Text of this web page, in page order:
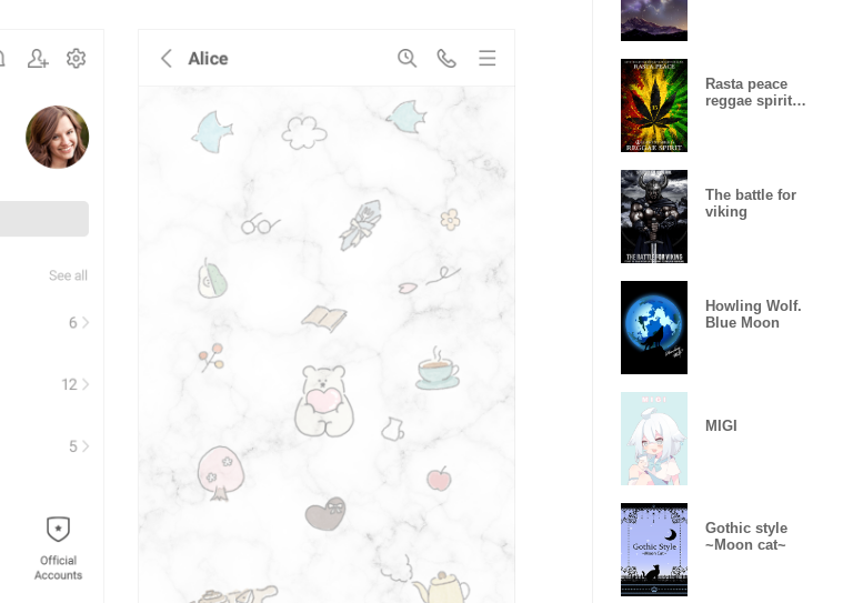
Rasta peace
reggae spirit
The battle for
viking
Howling Wolf.
Blue Moon
MIGI
Gothic style
~Moon cat~